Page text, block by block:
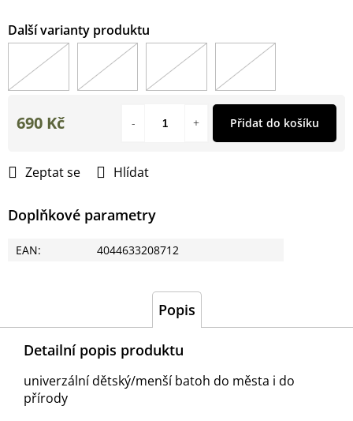
Zeptat se Hlídat
Doplňkové parametry
EAN: 4044633208712
690 Kč Přidat do košíku
Popis
Detailní popis produktu
univerzální dětský/menší batoh do města i do
přírody